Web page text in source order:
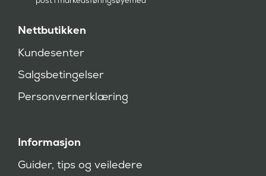
Nettbutikken
Kundesenter
Salgsbetingelser
Personvernerklæring
Informasjon
Guider, tips og veiledere
k
e
d